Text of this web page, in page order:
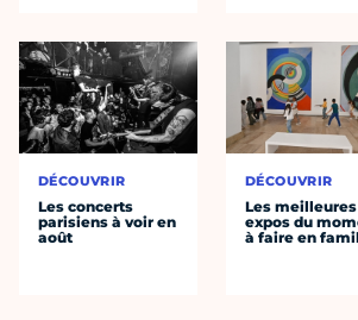
DÉCOUVRIR
Les concerts
parisiens à voir en
août
DÉCOUVRIR
Les meilleures
expos du
à faire en